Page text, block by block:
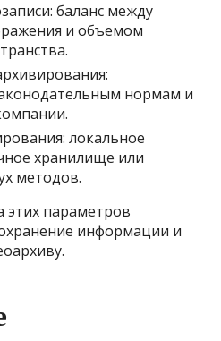
баланс между
и объемом
нормам и
локальное
хранилище или
методов.
этих параметров
информации и